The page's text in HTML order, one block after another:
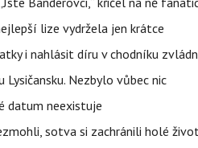
lize vydržela jen krátce
i nahlásit díru v chodníku
Nezbylo vůbec nic
datum neexistuje
sotva si zachránili holé